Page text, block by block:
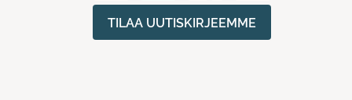
TILAA UUTISKIRJEEMME